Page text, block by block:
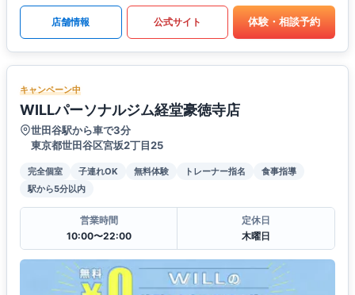
店舗情報 公式サイト 体験・相談予約
キャンペーン中
WILLパーソナルジム経堂豪徳寺店
世田谷駅から車で3分
東京都世田谷区宮坂2丁目25
完全個室 子連れOK 無料体験 トレーナー指名
食事指導
駅から5分以内
営業時間
10:00〜22:00
定休日
木曜日